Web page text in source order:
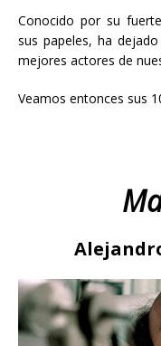
Conocido por su
sus papeles, ha
mejores actores de
Veamos entonces sus